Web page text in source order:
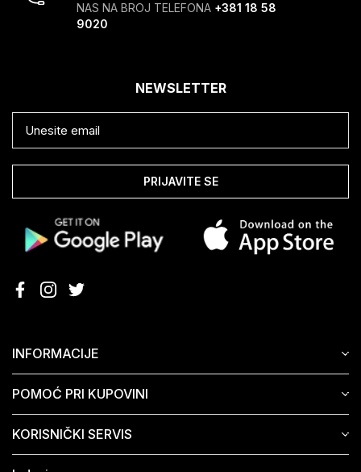
NAS NA BROJ TELEFONA +381 18 58
9020
INFORMACIJE
POMOĆ PRI KUPOVINI
KORISNIČKI SERVIS
NEWSLETTER
PRIJAVITE SE